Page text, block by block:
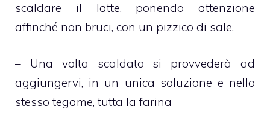
scaldare il latte, ponendo attenzione
affinché non bruci, con un pizzico di sale.
– Una volta scaldato si provvederà ad
aggiungervi, in un unica soluzione e nello
stesso tegame, tutta la farina